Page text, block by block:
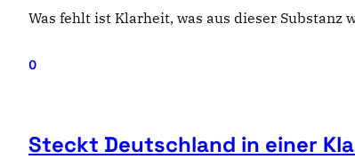
Was fehlt ist Klarheit, was aus dieser Substanz
0
Steckt Deutschland in einer